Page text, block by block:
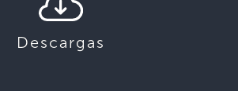
Descargas